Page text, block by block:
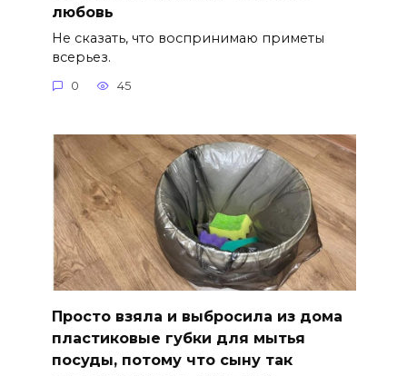
любовь
Не сказать, что воспринимаю приметы
всерьез.
0 45
Просто взяла и выбросила из дома
пластиковые губки для мытья
посуды, потому что сыну так